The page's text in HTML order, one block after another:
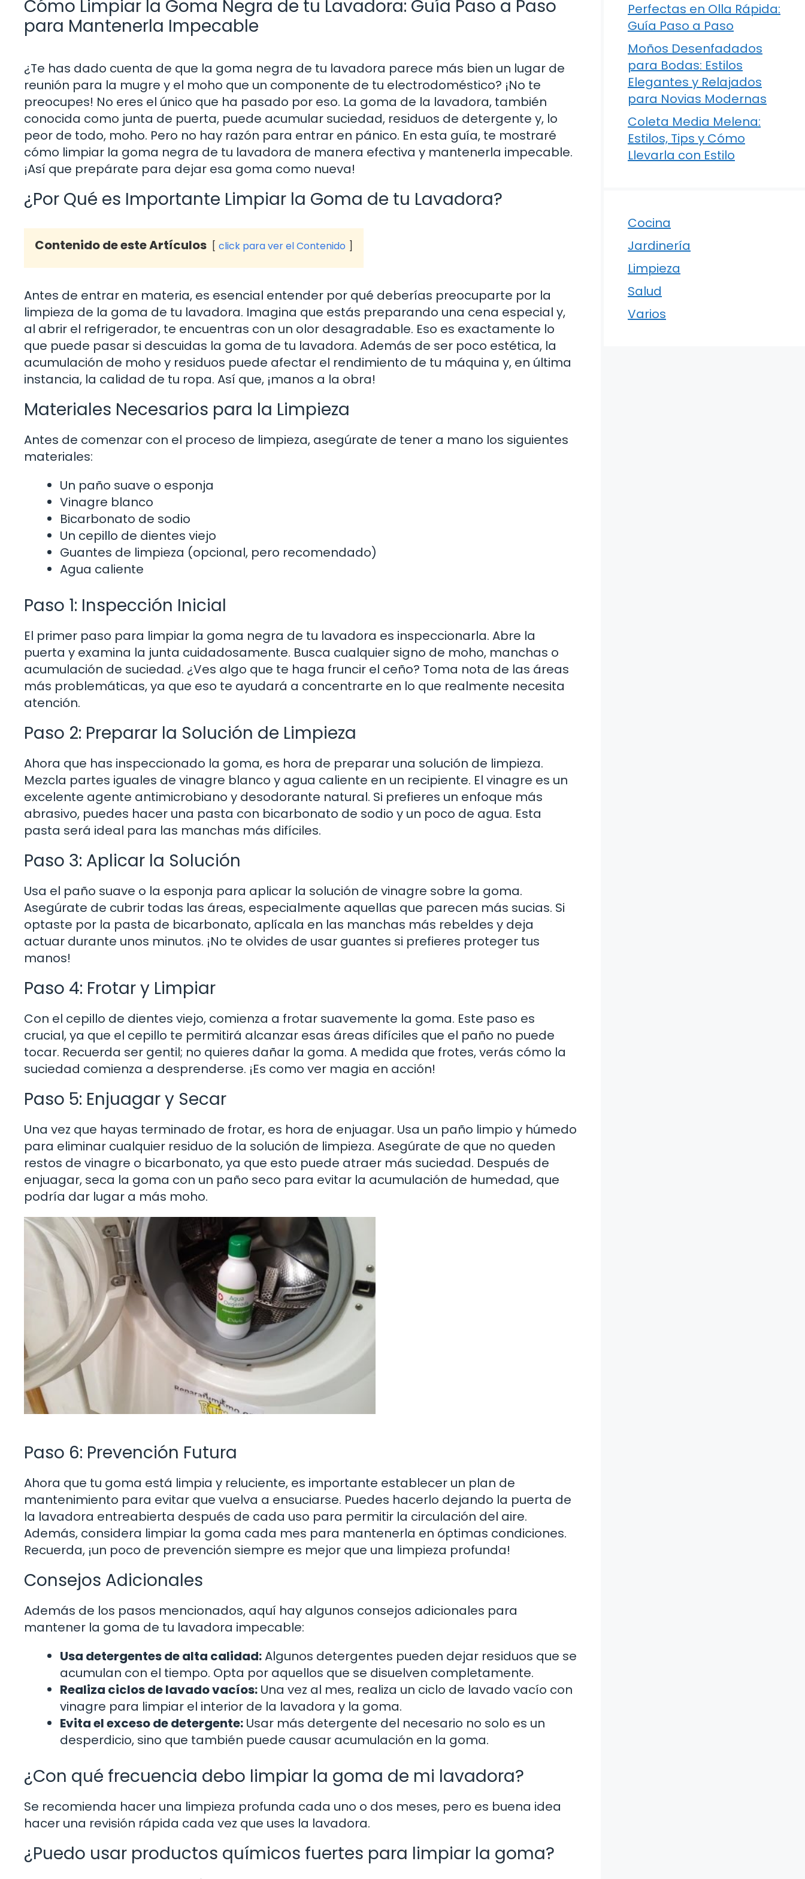
Cómo Limpiar la Goma Negra de tu Lavadora: Guía Paso a Paso
para Mantenerla Impecable
¿Te has dado cuenta de que la goma negra de tu lavadora parece más bien un lugar de
reunión para la mugre y el moho que un componente de tu electrodoméstico? ¡No te
preocupes! No eres el único que ha pasado por eso. La goma de la lavadora, también
conocida como junta de puerta, puede acumular suciedad, residuos de detergente y, lo
peor de todo, moho. Pero no hay razón para entrar en pánico. En esta guía, te mostraré
cómo limpiar la goma negra de tu lavadora de manera efectiva y mantenerla impecable.
¡Así que prepárate para dejar esa goma como nueva!
¿Por Qué es Importante Limpiar la Goma de tu Lavadora?
Contenido de este Artículos click para ver el Contenido
Antes de entrar en materia, es esencial entender por qué deberías preocuparte por la
limpieza de la goma de tu lavadora. Imagina que estás preparando una cena especial y,
al abrir el refrigerador, te encuentras con un olor desagradable. Eso es exactamente lo
que puede pasar si descuidas la goma de tu lavadora. Además de ser poco estética, la
acumulación de moho y residuos puede afectar el rendimiento de tu máquina y, en última
instancia, la calidad de tu ropa. Así que, ¡manos a la obra!
Materiales Necesarios para la Limpieza
Antes de comenzar con el proceso de limpieza, asegúrate de tener a mano los siguientes
materiales:
Un paño suave o esponja
Vinagre blanco
Bicarbonato de sodio
Un cepillo de dientes viejo
Guantes de limpieza (opcional, pero recomendado)
Agua caliente
Paso 1: Inspección Inicial
El primer paso para limpiar la goma negra de tu lavadora es inspeccionarla. Abre la
puerta y examina la junta cuidadosamente. Busca cualquier signo de moho, manchas o
acumulación de suciedad. ¿Ves algo que te haga fruncir el ceño? Toma nota de las áreas
más problemáticas, ya que eso te ayudará a concentrarte en lo que realmente necesita
atención.
Paso 2: Preparar la Solución de Limpieza
Ahora que has inspeccionado la goma, es hora de preparar una solución de limpieza.
Mezcla partes iguales de vinagre blanco y agua caliente en un recipiente. El vinagre es un
excelente agente antimicrobiano y desodorante natural. Si prefieres un enfoque más
abrasivo, puedes hacer una pasta con bicarbonato de sodio y un poco de agua. Esta
pasta será ideal para las manchas más difíciles.
Paso 3: Aplicar la Solución
Usa el paño suave o la esponja para aplicar la solución de vinagre sobre la goma.
Asegúrate de cubrir todas las áreas, especialmente aquellas que parecen más sucias. Si
optaste por la pasta de bicarbonato, aplícala en las manchas más rebeldes y deja
actuar durante unos minutos. ¡No te olvides de usar guantes si prefieres proteger tus
manos!
Paso 4: Frotar y Limpiar
Con el cepillo de dientes viejo, comienza a frotar suavemente la goma. Este paso es
crucial, ya que el cepillo te permitirá alcanzar esas áreas difíciles que el paño no puede
tocar. Recuerda ser gentil; no quieres dañar la goma. A medida que frotes, verás cómo la
suciedad comienza a desprenderse. ¡Es como ver magia en acción!
Paso 5: Enjuagar y Secar
Una vez que hayas terminado de frotar, es hora de enjuagar. Usa un paño limpio y húmedo
para eliminar cualquier residuo de la solución de limpieza. Asegúrate de que no queden
restos de vinagre o bicarbonato, ya que esto puede atraer más suciedad. Después de
enjuagar, seca la goma con un paño seco para evitar la acumulación de humedad, que
podría dar lugar a más moho.
Paso 6: Prevención Futura
Ahora que tu goma está limpia y reluciente, es importante establecer un plan de
mantenimiento para evitar que vuelva a ensuciarse. Puedes hacerlo dejando la puerta de
la lavadora entreabierta después de cada uso para permitir la circulación del aire.
Además, considera limpiar la goma cada mes para mantenerla en óptimas condiciones.
Recuerda, ¡un poco de prevención siempre es mejor que una limpieza profunda!
Consejos Adicionales
Además de los pasos mencionados, aquí hay algunos consejos adicionales para
mantener la goma de tu lavadora impecable:
Usa detergentes de alta calidad:Algunos detergentes pueden dejar residuos que se
acumulan con el tiempo. Opta por aquellos que se disuelven completamente.
Realiza ciclos de lavado vacíos: Una vez al mes, realiza un ciclo de lavado vacío con
vinagre para limpiar el interior de la lavadora y la goma.
Evita el exceso de detergente: Usar más detergente del necesario no solo es un
desperdicio, sino que también puede causar acumulación en la goma.
¿Con qué frecuencia debo limpiar la goma de mi lavadora?
Se recomienda hacer una limpieza profunda cada uno o dos meses, pero es buena idea
hacer una revisión rápida cada vez que uses la lavadora.
¿Puedo usar productos químicos fuertes para limpiar la goma?
Perfectas en Olla Rápida:
Guía Paso a Paso
Moños Desenfadados
para Bodas: Estilos
Elegantes y Relajados
para Novias Modernas
Coleta Media Melena:
Estilos, Tips y Cómo
Llevarla con Estilo
Cocina
Jardinería
Limpieza
Salud
Varios